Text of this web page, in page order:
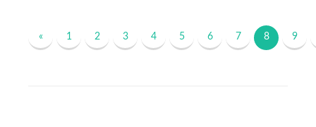
« 1 2 3 4 5 6 7 8 9